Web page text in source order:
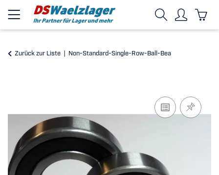
Zurück zur Liste Non-Standard-Single-Row-Ball-Bea